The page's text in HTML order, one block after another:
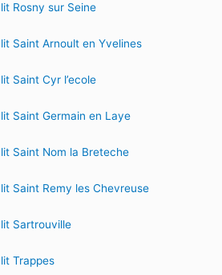
Rosny sur Seine
Saint Arnoult en Yvelines
Saint Cyr l’ecole
Saint Germain en Laye
Saint Nom la Breteche
Saint Remy les Chevreuse
Sartrouville
Trappes